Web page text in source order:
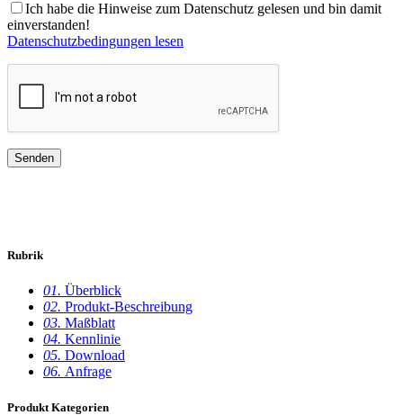
Ich habe die Hinweise zum Datenschutz gelesen und bin damit
einverstanden!
Datenschutzbedingungen lesen
Rubrik
01. Überblick
02. Produkt-Beschreibung
03. Maßblatt
04. Kennlinie
05. Download
06. Anfrage
Produkt Kategorien